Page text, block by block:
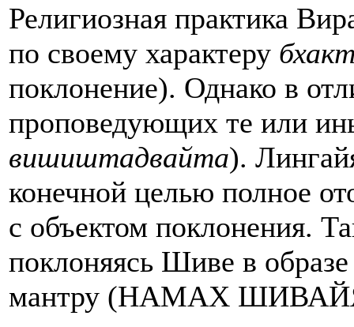
Религиозная практика
по своему характеру
поклонение). Однако в
проповедующих те или
вишиштадвайта).
конечной целью полное
с объектом поклонения.
поклоняясь Шиве в
мантру (НАМАХ